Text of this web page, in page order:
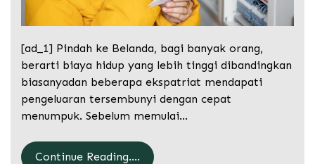
[ad_1] Pindah ke Belanda, bagi banyak orang,
berarti biaya hidup yang lebih tinggi dibandingkan
biasanyadan beberapa ekspatriat mendapati
pengeluaran tersembunyi dengan cepat
menumpuk. Sebelum memulai…
Continue Reading....